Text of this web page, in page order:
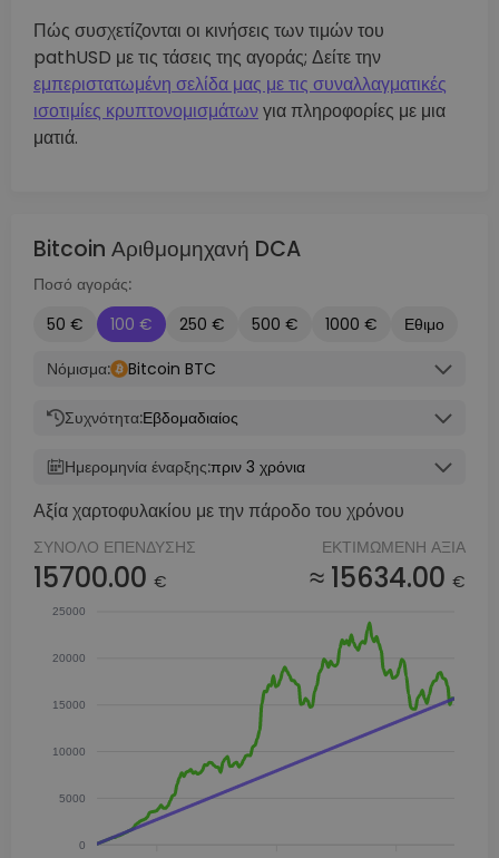
Πώς συσχετίζονται οι κινήσεις των τιμών του
pathUSD με τις τάσεις της αγοράς; Δείτε την
εμπεριστατωμένη σελίδα μας με τις συναλλαγματικές
ισοτιμίες κρυπτονομισμάτωνγια πληροφορίες με μια
ματιά.
Bitcoin Αριθμομηχανή DCA
Ποσό αγοράς:
50 €
100 € 250 € 500 € 1000 €
Εθιμο
Νόμισμα:
Bitcoin BTC
Συχνότητα:Εβδομαδιαίος
Ημερομηνία έναρξης:πριν 3 χρόνια
Αξία χαρτοφυλακίου με την πάροδο του χρόνου
ΣΎΝΟΛΟ ΕΠΈΝΔΥΣΗΣ
15700.00 €
ΕΚΤΙΜΏΜΕΝΗ ΑΞΊΑ
≈ 15634.00 €
25000
20000
15000
10000
5000
0